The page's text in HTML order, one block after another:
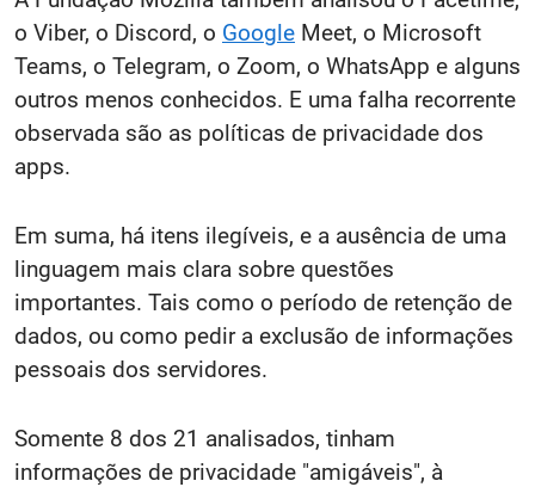
o Viber, o Discord, o Google Meet, o Microsoft
Teams, o Telegram, o Zoom, o WhatsApp e alguns
outros menos conhecidos. E uma falha recorrente
observada são as políticas de privacidade dos
apps.
Em suma, há itens ilegíveis, e a ausência de uma
linguagem mais clara sobre questões
importantes. Tais como o período de retenção de
dados, ou como pedir a exclusão de informações
pessoais dos servidores.
Somente 8 dos 21 analisados, tinham
informações de privacidade "amigáveis", à